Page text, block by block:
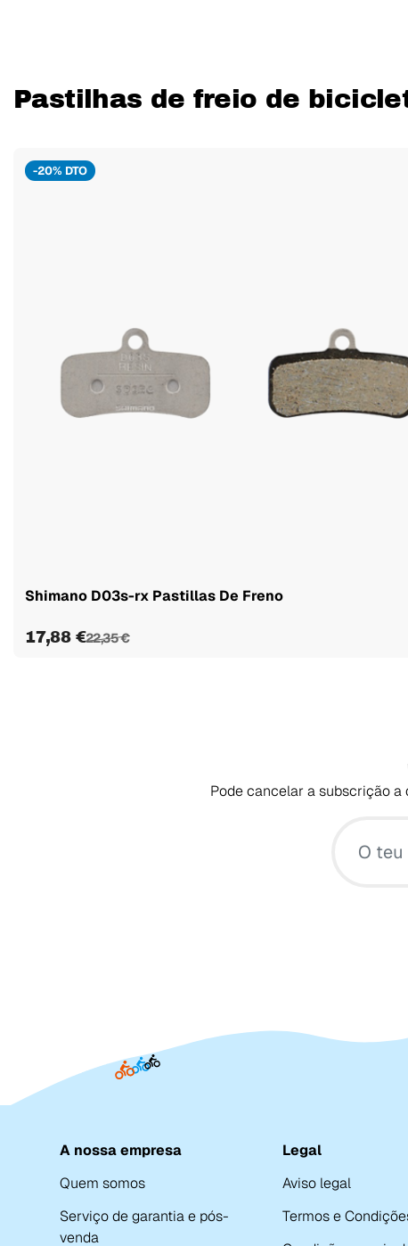
Pastilhas de freio de
-20% DTO
Shimano D03s-rx Pastillas De Freno
17,88 €22,35 €
Pode cancelar a subscrição
A nossa empresa
Quem somos
Serviço de garantia e pós-
venda
Legal
Aviso legal
Termos e